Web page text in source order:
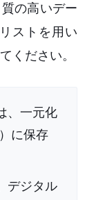
の高いデー
ストを用い
ください。
、一元化
に保存
デジタル